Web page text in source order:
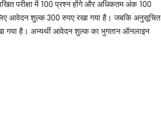
परीक्षा में 100 प्रश्न होंगे और अधिकतम अंक 100
लिए आवेदन शुल्क 300 रुपए रखा गया है। जबकि अनुसूचित
गया है। अभ्यर्थी आवेदन शुल्क का भुगतान ऑनलाइन